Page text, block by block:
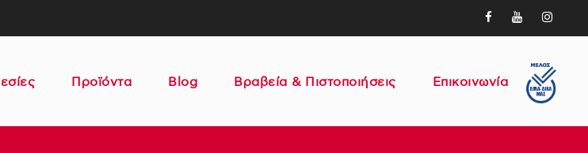
Προϊόντα Blog Βραβεία & Πιστοποιήσεις Επικοινωνία